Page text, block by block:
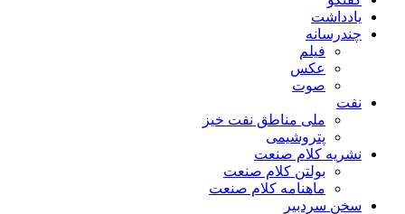
یادداشت
چندرسانه
فیلم
عکس
صوت
نفت
ملی مناطق نفت خیز
پتروشیمی
نشریه کلام صنعت
بولتن کلام صنعت
ماهنامه کلام صنعت
سخن سردبیر